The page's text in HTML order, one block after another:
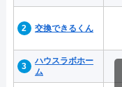
交換できるくん
ハウスラボホー
ム